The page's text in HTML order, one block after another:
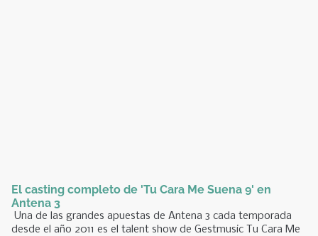
El casting completo de 'Tu Cara Me Suena 9' en
Antena 3
Una de las grandes apuestas de Antena 3 cada temporada
desde el año 2011 es el talent show de Gestmusic Tu Cara Me